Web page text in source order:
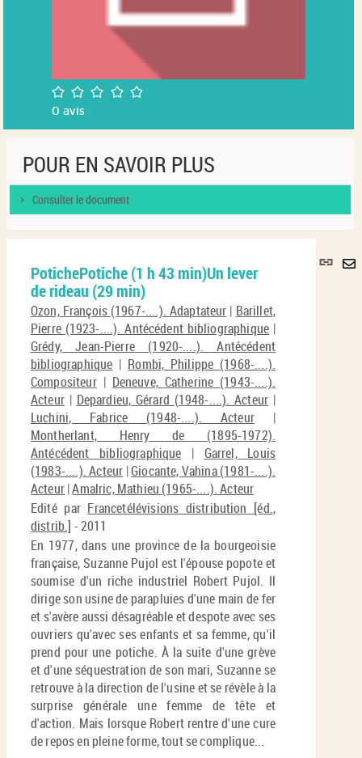
/5
0avis
POUR EN SAVOIR PLUS
Consulter le document
Lien
PotichePotiche (1 h 43 min)Un lever
de rideau (29 min)
Ozon, François (1967-....). Adaptateur | Barillet,
Pierre (1923-....). Antécédent bibliographique |
Grédy, Jean-Pierre (1920-....). Antécédent
bibliographique | Rombi, Philippe (1968-....).
Compositeur| Deneuve, Catherine (1943-....).
Acteur| Depardieu, Gérard (1948-....). Acteur |
Luchini, Fabrice (1948-....). Acteur|
Montherlant, Henry de (1895-1972).
Antécédent bibliographique | Garrel, Louis
(1983-....). Acteur |Giocante, Vahina (1981-....).
Acteur|Amalric, Mathieu (1965-....). Acteur
Edité par Francetélévisions distribution [éd.,
distrib.] - 2011
En 1977, dans une province de la bourgeoisie
française, Suzanne Pujol est l'épouse popote et
soumise d'un riche industriel Robert Pujol. Il
dirige son usine de parapluies d'une main de fer
et s'avère aussi désagréable et despote avec ses
ouvriers qu'avec ses enfants et sa femme, qu'il
prend pour une potiche. À la suite d'une grève
et d'une séquestration de son mari, Suzanne se
retrouve à la direction de l'usine et se révèle à la
surprise générale une femme de tête et
d'action. Mais lorsque Robert rentre d'une cure
de repos en pleine forme, tout se complique...